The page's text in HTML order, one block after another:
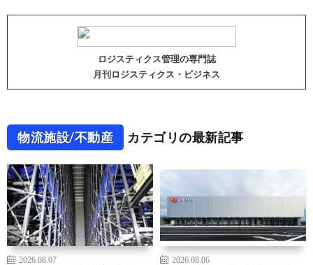
ロジスティクス管理の専門誌
月刊ロジスティクス・ビジネス
物流施設/不動産 カテゴリの最新記事
2026.08.07
2026.08.06